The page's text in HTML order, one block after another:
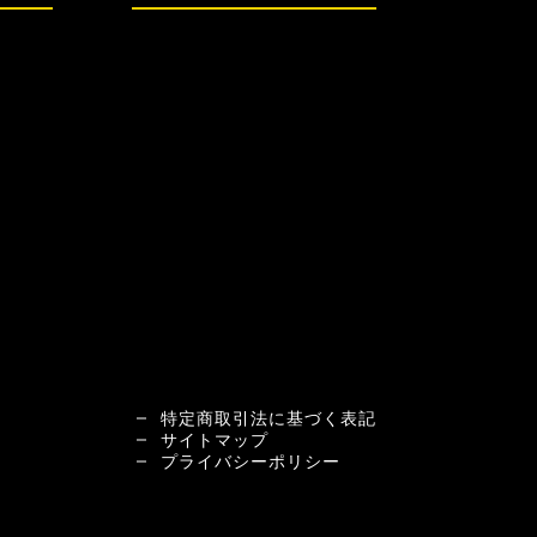
特定商取引法に基づく表記
サイトマップ
プライバシーポリシー